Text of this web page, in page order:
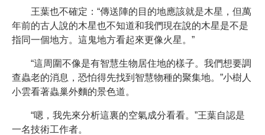
王葉也不確定：“傳送陣的目的地應該就是木星，但萬
年前的古人說的木星也不知道和我們現在說的木星是不是
指同一個地方。這鬼地方看起來更像火星。”
“這周圍不像是有智慧生物居住地的樣子。我們想要調
查蟲老的消息，恐怕得先找到智慧物種的聚集地。”小樹人
小雲看著蟲巢外麵的景色道。
“嗯，我先來分析這裏的空氣成分看看。”王葉自認是
一名技術工作者。